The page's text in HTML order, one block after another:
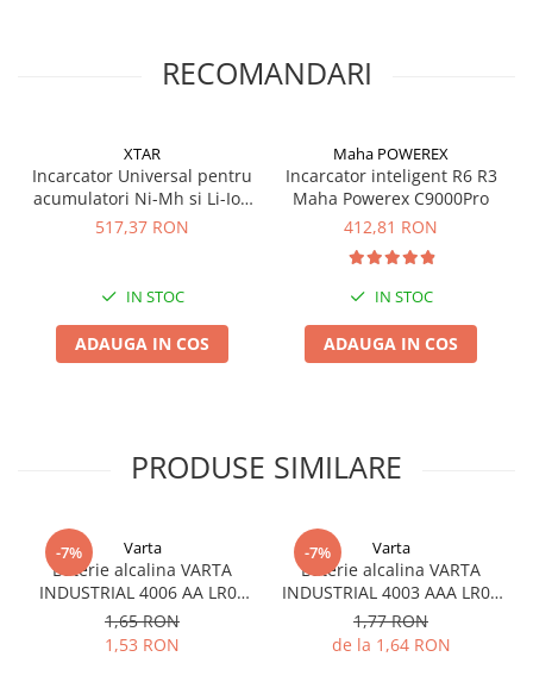
RECOMANDARI
XTAR
Incarcator Universal pentru
acumulatori Ni-Mh si Li-Ion
Xtar VP4 Plus Dragon
517,37 RON
IN STOC
ADAUGA IN COS
Maha POWEREX
Incarcator inteligent R6 R3
Maha Powerex C9000Pro
412,81 RON
IN STOC
ADAUGA IN COS
PRODUSE SIMILARE
-7% Varta
Baterie alcalina VARTA
INDUSTRIAL 4006 AA LR06
1.5V bulk
1,65 RON
1,53 RON
-7% Varta
Baterie alcalina VARTA
INDUSTRIAL 4003 AAA LR03
1.5V
1,77 RON
de la 1,64 RON